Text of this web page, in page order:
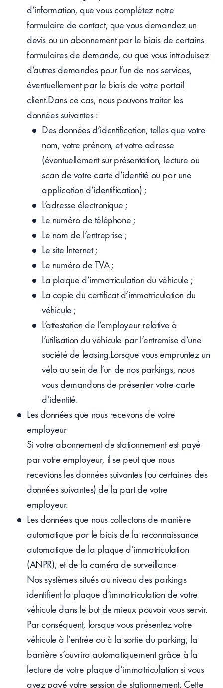
d’information, que vous complétez notre
formulaire de contact, que vous demandez un
devis ou un abonnement par le biais de certains
formulaires de demande, ou que vous introduisez
d’autres demandes pour l’un de nos services,
éventuellement par le biais de votre portail
client.Dans ce cas, nous pouvons traiter les
données suivantes :
Des données d’identification, telles que votre
nom, votre prénom, et votre adresse
(éventuellement sur présentation, lecture ou
scan de votre carte d’identité ou par une
application d’identification) ;
L’adresse électronique ;
Le numéro de téléphone ;
Le nom de l’entreprise ;
Le site Internet ;
Le numéro de TVA ;
La plaque d’immatriculation du véhicule ;
La copie du certificat d’immatriculation du
véhicule ;
L’attestation de l’employeur relative à
l’utilisation du véhicule par l’entremise d’une
société de leasing.Lorsque vous empruntez un
vélo au sein de l’un de nos parkings, nous
vous demandons de présenter votre carte
d’identité.
Les données que nous recevons de votre
employeur
Si votre abonnement de stationnement est payé
par votre employeur, il se peut que nous
recevions les données suivantes (ou certaines des
données suivantes) de la part de votre
employeur.
Les données que nous collectons de manière
automatique par le biais de la reconnaissance
automatique de la plaque d’immatriculation
(ANPR), et de la caméra de surveillance
Nos systèmes situés au niveau des parkings
identifient la plaque d’immatriculation de votre
véhicule dans le but de mieux pouvoir vous servir.
Par conséquent, lorsque vous présentez votre
véhicule à l’entrée ou à la sortie du parking, la
barrière s’ouvrira automatiquement grâce à la
lecture de votre plaque d’immatriculation si vous
avez payé votre session de stationnement. Cette